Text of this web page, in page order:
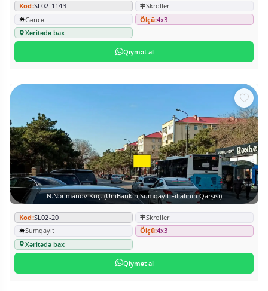
Kod:SL02-1143
Skroller
Gəncə
Ölçü:4x3
Xəritədə bax
Qiymət al
N.Nərimanov Küç. (UniBankın Sumqayıt Filialının Qarşısı)
Kod:SL02-20
Skroller
Sumqayıt
Ölçü:4x3
Xəritədə bax
Qiymət al